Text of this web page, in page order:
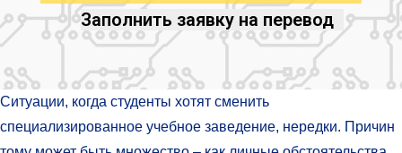
Заполнить заявку на перевод
Ситуации, когда студенты хотят сменить
специализированное учебное заведение, нередки. Причин